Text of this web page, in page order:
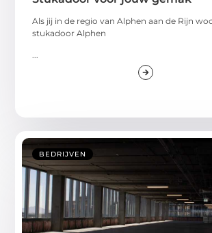
Als jij in de regio van Alphen aan de Rijn
stukadoor Alphen
...
BEDRIJVEN